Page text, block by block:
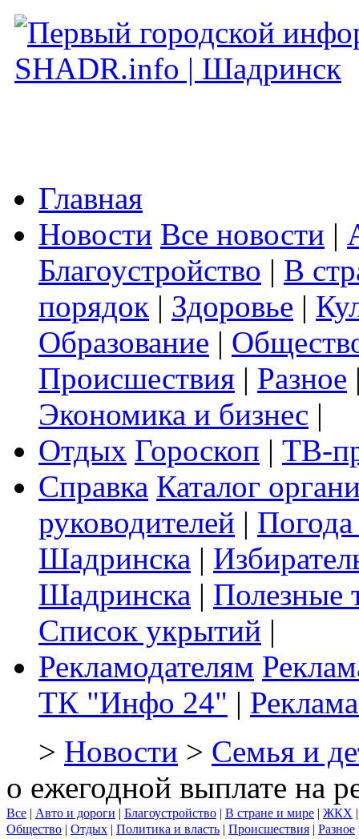
Главная
Новости Все новости |
Благоустройство | В
порядок | Здоровье |
Образование |
Происшествия | Разное
Экономика и бизнес |
Отдых Гороскоп | ТВ-
Справка Каталог
руководителей |
Шадринска |
Шадринска | Полезные
Список укрытий |
Рекламодателям
ТК "Инфо 24" |
> Новости > Семья и
о ежегодной выплате на
Все | Авто и дороги | Благоустройство | В стране и мире | ЖКХ
Общество | Отдых | Политика и власть | Происшествия | Разное